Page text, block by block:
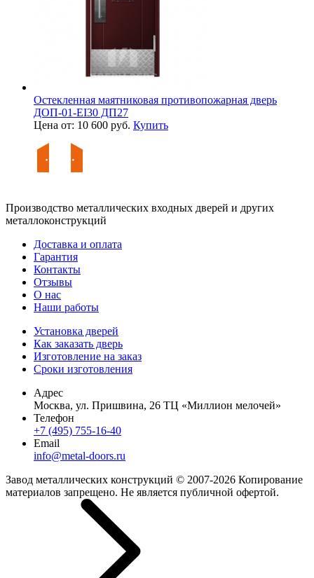
Остекленная маятниковая противопожарная дверь
ДОП-01-EI30 ДП27
Цена от: 10 600 руб. Купить
Производство металлических входных дверей и других
металлоконструкций
Доставка и оплата
Гарантия
Контакты
Отзывы
О нас
Наши работы
Установка дверей
Как заказать дверь
Изготовление на заказ
Сроки изготовления
Адрес
Москва, ул. Пришвина, 26 ТЦ «Миллион мелочей»
Телефон
+7 (495) 755-16-40
Email
info@metal-doors.ru
Завод металлических конструкций © 2007-2026 Копирование
материалов запрещено. Не является публичной офертой.